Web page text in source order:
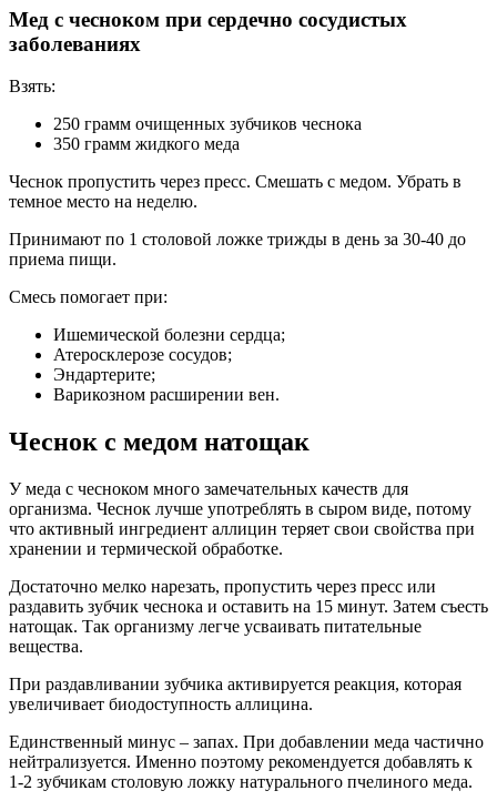
Мед с чесноком при сердечно сосудистых
заболеваниях
Взять:
250 грамм очищенных зубчиков чеснока
350 грамм жидкого меда
Чеснок пропустить через пресс. Смешать с медом. Убрать в
темное место на неделю.
Принимают по 1 столовой ложке трижды в день за 30-40 до
приема пищи.
Смесь помогает при:
Ишемической болезни сердца;
Атеросклерозе сосудов;
Эндартерите;
Варикозном расширении вен.
Чеснок с медом натощак
У меда с чесноком много замечательных качеств для
организма. Чеснок лучше употреблять в сыром виде, потому
что активный ингредиент аллицин теряет свои свойства при
хранении и термической обработке.
Достаточно мелко нарезать, пропустить через пресс или
раздавить зубчик чеснока и оставить на 15 минут. Затем съесть
натощак. Так организму легче усваивать питательные
вещества.
При раздавливании зубчика активируется реакция, которая
увеличивает биодоступность аллицина.
Единственный минус – запах. При добавлении меда частично
нейтрализуется. Именно поэтому рекомендуется добавлять к
1-2 зубчикам столовую ложку натурального пчелиного меда.